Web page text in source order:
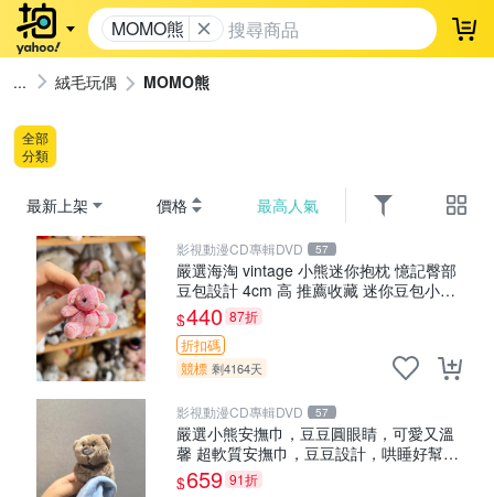
MOMO熊 登
絨毛玩偶 MOMO熊
全部
分類
最新上架 價格 最高人氣
影視動漫CD專輯DVD 57
嚴選海淘 vintage 小熊迷你抱枕 憶記臀部
豆包設計 4cm 高 推薦收藏 迷你豆包小
熊、高臀部、豆袋抱枕
$440 87折
折扣碼
競標 剩4164天
影視動漫CD專輯DVD 57
嚴選小熊安撫巾，豆豆圓眼睛，可愛又溫
馨 超軟質安撫巾，豆豆設計，哄睡好幫手
約克豆豆眼安撫巾 數碼豆豆眼
$659 91折